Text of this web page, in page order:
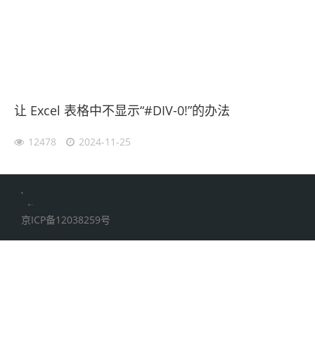
让 Excel 表格中不显示“#DIV-0!”的办法
12478 2024-11-25
京ICP备12038259号